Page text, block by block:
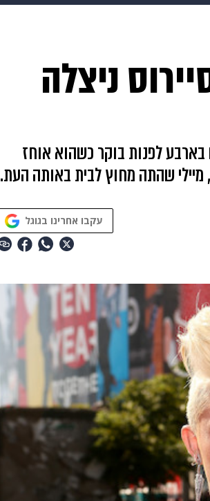
מתכונים פרויקטים מיוחדים
ניצלה
בארבע לפנות בוקר כשהוא אוחז
שהתה מחוץ לבית באותה העת.
עקבו אחרינו בגוגל